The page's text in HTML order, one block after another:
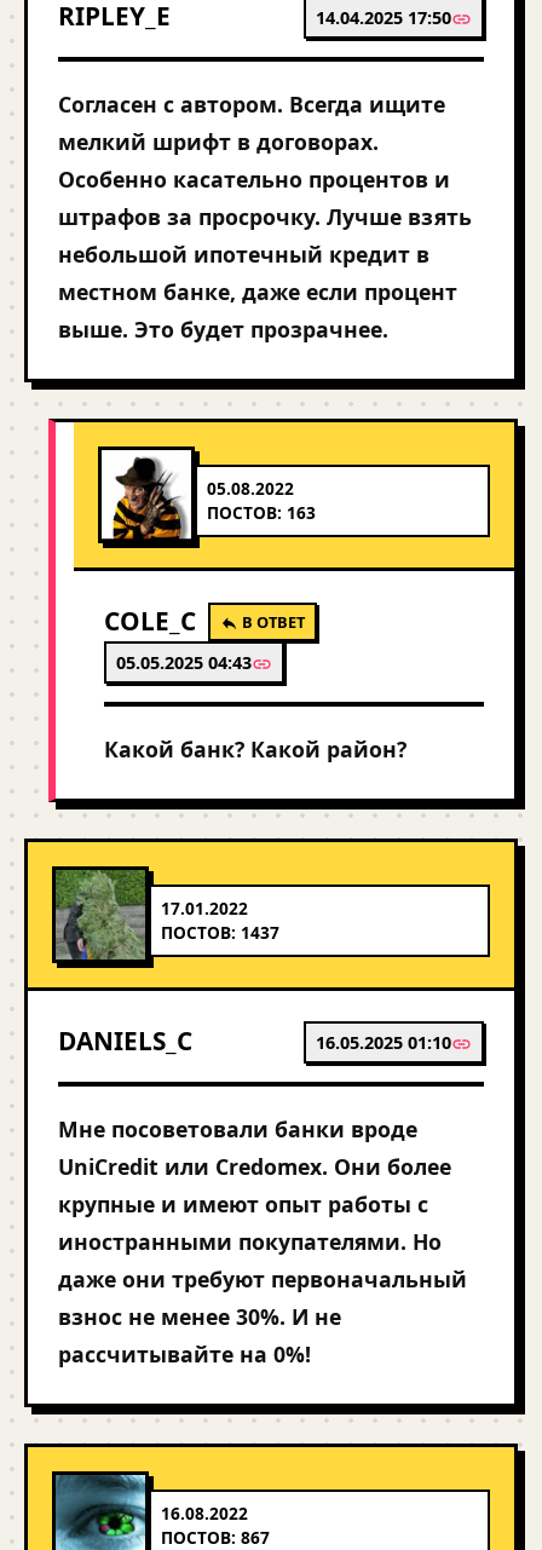
RIPLEY_E 14.04.2025 17:50
Согласен с автором. Всегда ищите
мелкий шрифт в договорах.
Особенно касательно процентов и
штрафов за просрочку. Лучше взять
небольшой ипотечный кредит в
местном банке, даже если процент
выше. Это будет прозрачнее.
05.08.2022
ПОСТОВ: 163
COLE_C В ОТВЕТ
05.05.2025 04:43
Какой банк? Какой район?
17.01.2022
ПОСТОВ: 1437
DANIELS_C 16.05.2025 01:10
Мне посоветовали банки вроде
UniCredit или Credomex. Они более
крупные и имеют опыт работы с
иностранными покупателями. Но
даже они требуют первоначальный
взнос не менее 30%. И не
рассчитывайте на 0%!
16.08.2022
ПОСТОВ: 867